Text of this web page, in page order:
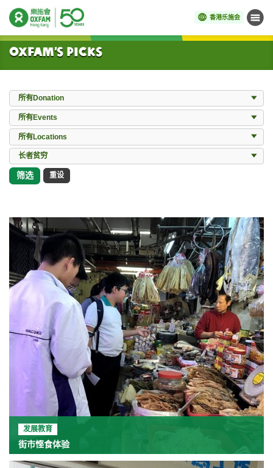
香港乐施会 菜单
开始主要内容
Oxfam’s Picks
Donation
所有Donation
Events
所有Events
Locations
所有Locations
所有Works
长者贫穷
筛选 重设
发展教育
街市悭食体验